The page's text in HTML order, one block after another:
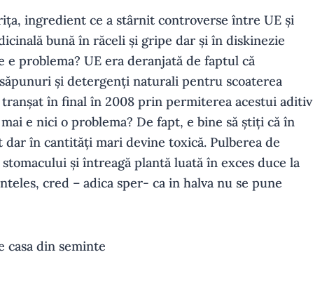
ingredient ce a stârnit controverse între UE și
bună în răceli și gripe dar și în diskinezie
problema? UE era deranjată de faptul că
și detergenți naturali pentru scoaterea
în final în 2008 prin permiterea acestui aditiv
e nici o problema? De fapt, e bine să știți că în
în cantități mari devine toxică. Pulberea de
și întreagă plantă luată în exces duce la
cred – adica sper- ca in halva nu se pune